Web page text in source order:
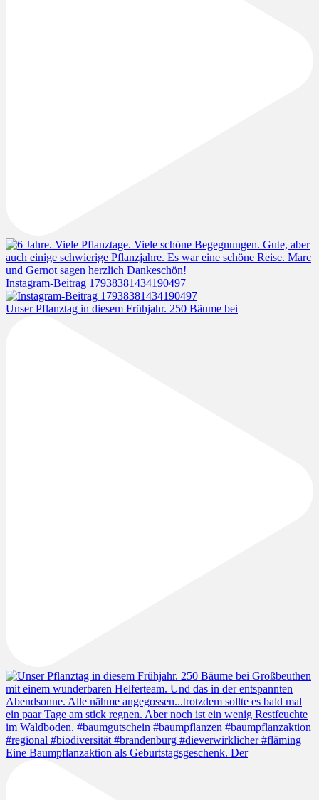
Instagram-Beitrag 17938381434190497
Unser Pflanztag in diesem Frühjahr. 250 Bäume bei
Eine Baumpflanzaktion als Geburtstagsgeschenk. Der